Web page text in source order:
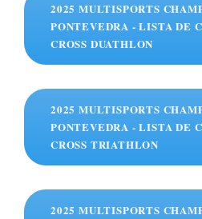
2025 MULTISPORTS
PONTEVEDRA - LISTA DE
CROSS DUATHLON
2025 MULTISPORTS
PONTEVEDRA - LISTA DE
CROSS TRIATHLON
2025 MULTISPORTS